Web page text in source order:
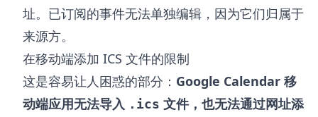
址。已订阅的事件无法单独编辑，因为它们归属于
来源方。
在移动端添加 ICS 文件的限制
这是容易让人困惑的部分： Google Calendar 移
动端应用无法导入 .ics 文件，也无法通过网址添